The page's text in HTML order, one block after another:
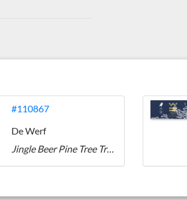
#110867
De Werf
Jingle Beer Pine Tree Tripel